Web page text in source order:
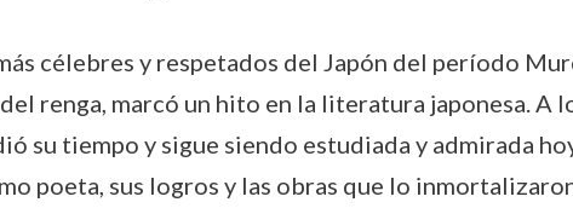
célebres y respetados del Japón del período
renga, marcó un hito en la literatura japonesa. A
su tiempo y sigue siendo estudiada y admirada
poeta, sus logros y las obras que lo